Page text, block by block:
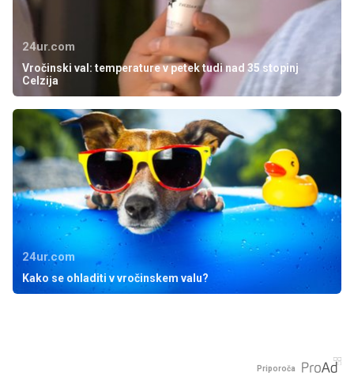
24ur.com
Vročinski val: temperature v petek tudi nad 35 stopinj
Celzija
24ur.com
Kako se ohladiti v vročinskem valu?
Priporoča